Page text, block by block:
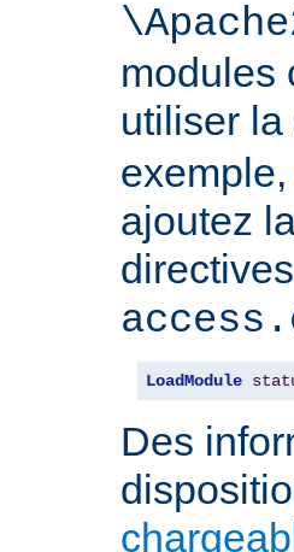
modules
utiliser
ajoutez
LoadModule
Des